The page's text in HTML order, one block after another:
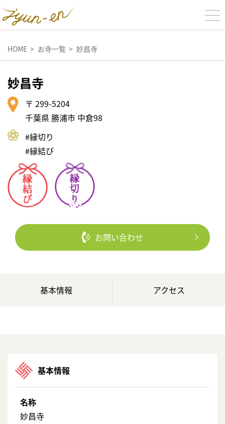
HOME お寺一覧 妙昌寺
妙昌寺
〒 299-5204
千葉県 勝浦市 中倉98
#縁切り
#縁結び
お問い合わせ
基本情報 アクセス
基本情報
名称
妙昌寺